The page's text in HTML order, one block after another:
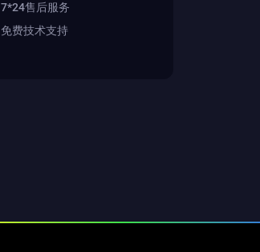
7*24售后服务
免费技术支持